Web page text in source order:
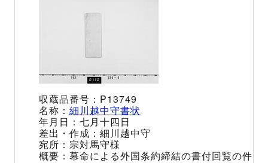
P13749
細川越中守書状
七月十四日
細川越中守
宗対馬守様
幕命による外国条約締結の書付回覧の件